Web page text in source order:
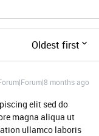
Oldest first
months ago
elit sed do
magna aliqua ut
ullamco laboris